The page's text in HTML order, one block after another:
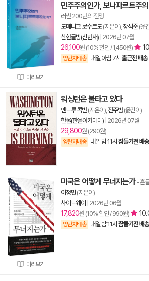
미리보기
민주주의인가, 보나파르트주
러싼 200년의 전쟁
도메니코 로수르도(지은이), 장석준(옮
산현글방(산현재) 2026년 07월
26,100원 (10% 할인 / 1,450원)
양탄자배송 내일 아침 7시 출근전 배송
워싱턴은 불타고 있다
앤드루 콕번 (지은이), 전주범 (옮긴이)
한울(한울아카데미) 2026년 07월
29,800원 (290원)
양탄자배송 내일 밤 11시 잠들기전 배송
미리보기
미국은 어떻게 무너지는가- 흔
이정민(지은이)
사이드웨이
2026년 06월
17,820원 (10% 할인 / 990원)
양탄자배송 내일 밤 11시 잠들기전 배송